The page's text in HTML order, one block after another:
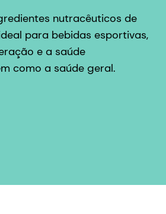
nutracêuticos de
para bebidas esportivas,
e a saúde
como a saúde geral.